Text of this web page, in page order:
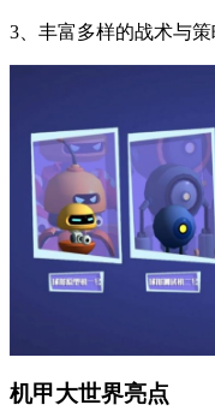
3、丰富多样的战术与
机甲大世界亮点